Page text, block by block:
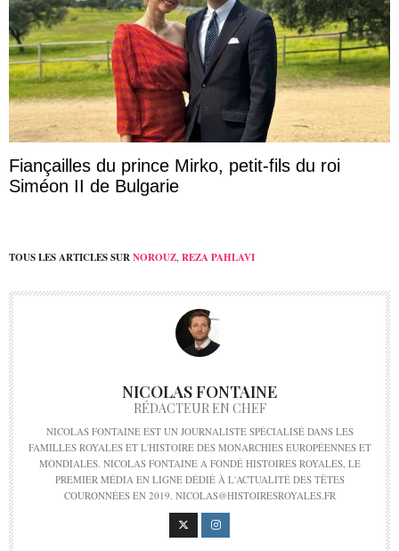
Fiançailles du prince Mirko, petit-fils du roi
Siméon II de Bulgarie
TOUS LES ARTICLES SURNOROUZ REZA PAHLAVI
NICOLAS FONTAINE
RÉDACTEUR EN CHEF
NICOLAS FONTAINE EST UN JOURNALISTE SPÉCIALISÉ DANS LES
FAMILLES ROYALES ET L'HISTOIRE DES MONARCHIES EUROPÉENNES ET
MONDIALES. NICOLAS FONTAINE A FONDÉ HISTOIRES ROYALES, LE
PREMIER MÉDIA EN LIGNE DÉDIÉ À L'ACTUALITÉ DES TÊTES
COURONNÉES EN 2019. NICOLAS@HISTOIRESROYALES.FR